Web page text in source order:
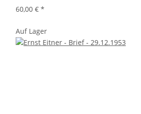
60,00 € *
Auf Lager